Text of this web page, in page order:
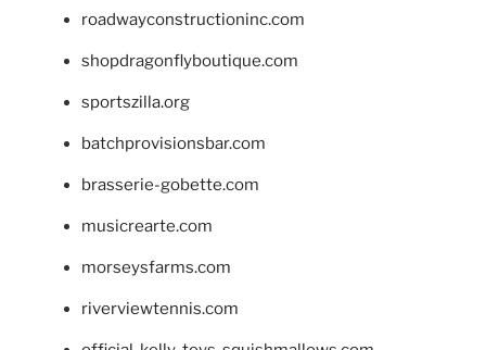
roadwayconstructioninc.com
shopdragonflyboutique.com
sportszilla.org
batchprovisionsbar.com
brasserie-gobette.com
musicrearte.com
morseysfarms.com
riverviewtennis.com